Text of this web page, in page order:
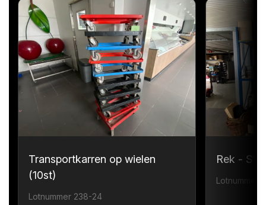
Transportkarren op wielen
(10st)
Lotnummer 238-24
Rek -
Lotnummer